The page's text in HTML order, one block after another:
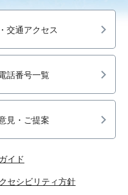
交通アクセス
話番号一覧
見・ご提案
イド
セシビリティ方針